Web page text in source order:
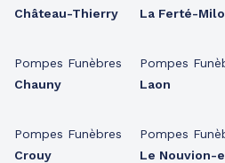
Château-Thierry
Pompes Funèbres
Chauny
Pompes Funèbres
Crouy
La Ferté-
Pompes
Laon
Pompes
Le Nouvion-